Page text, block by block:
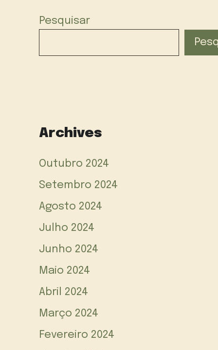
Pesquisar
Archives
Outubro 2024
Setembro 2024
Agosto 2024
Julho 2024
Junho 2024
Maio 2024
Abril 2024
Março 2024
Fevereiro 2024